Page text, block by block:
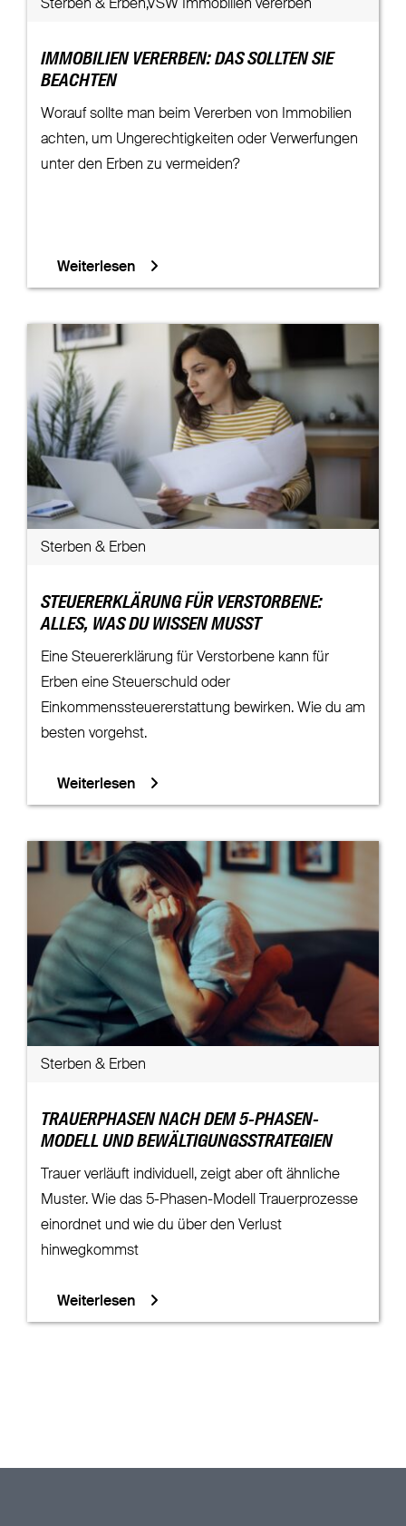
Sterben & Erben,VSW Immobilien vererben
IMMOBILIEN VERERBEN: DAS SOLLTEN SIE
BEACHTEN
Worauf sollte man beim Vererben von Immobilien
achten, um Ungerechtigkeiten oder Verwerfungen
unter den Erben zu vermeiden?
Weiterlesen
Sterben & Erben
STEUERERKLÄRUNG FÜR VERSTORBENE:
ALLES, WAS DU WISSEN MUSST
Eine Steuererklärung für Verstorbene kann für
Erben eine Steuerschuld oder
Einkommenssteuererstattung bewirken. Wie du am
besten vorgehst.
Weiterlesen
Sterben & Erben
TRAUERPHASEN NACH DEM 5-PHASEN-
MODELL UND BEWÄLTIGUNGSSTRATEGIEN
Trauer verläuft individuell, zeigt aber oft ähnliche
Muster. Wie das 5-Phasen-Modell Trauerprozesse
einordnet und wie du über den Verlust
hinwegkommst
Weiterlesen